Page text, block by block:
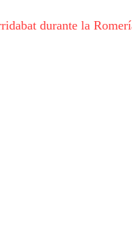
durante la